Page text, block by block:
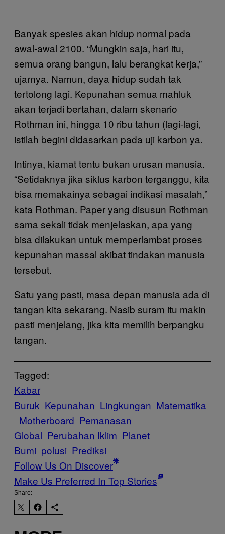
Banyak spesies akan hidup normal pada
awal-awal 2100. “Mungkin saja, hari itu,
semua orang bangun, lalu berangkat kerja,”
ujarnya. Namun, daya hidup sudah tak
tertolong lagi. Kepunahan semua mahluk
akan terjadi bertahan, dalam skenario
Rothman ini, hingga 10 ribu tahun (lagi-lagi,
istilah begini didasarkan pada uji karbon ya.
Intinya, kiamat tentu bukan urusan manusia.
“Setidaknya jika siklus karbon terganggu, kita
bisa memakainya sebagai indikasi masalah,”
kata Rothman. Paper yang disusun Rothman
sama sekali tidak menjelaskan, apa yang
bisa dilakukan untuk memperlambat proses
kepunahan massal akibat tindakan manusia
tersebut.
Satu yang pasti, masa depan manusia ada di
tangan kita sekarang. Nasib suram itu makin
pasti menjelang, jika kita memilih berpangku
tangan.
Tagged:
Kabar
Buruk Kepunahan Lingkungan Matematika
Motherboard Pemanasan
Global Perubahan Iklim Planet
Bumi polusi Prediksi
Follow Us On Discover
Make Us Preferred In Top Stories
Share: